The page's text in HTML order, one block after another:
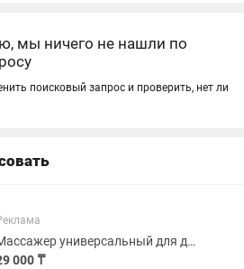
мы ничего не нашли по
поисковый запрос и проверить, нет ли
Массажер универсальный для дома, офиса и автомобиля
000 ₸